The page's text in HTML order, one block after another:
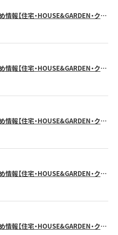
5月のおすすめ情報【住宅・HOUSE&GARDEN・クロワッサンの店】
4月のおすすめ情報【住宅・HOUSE&GARDEN・クロワッサンの店】
3月のおすすめ情報【住宅・HOUSE&GARDEN・クロワッサンの店】
2月のおすすめ情報【住宅・HOUSE&GARDEN・クロワッサンの店】
1月のおすすめ情報【住宅・HOUSE&GARDEN・クロワッサンの店】